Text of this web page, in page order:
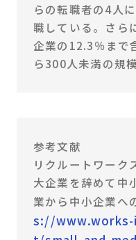
らの転職者の4人
職している。さら
企業の12.3％まで
ら300人未満の規
参考文献
リクルートワーク
大企業を辞めて
業から中小企業へ
s://